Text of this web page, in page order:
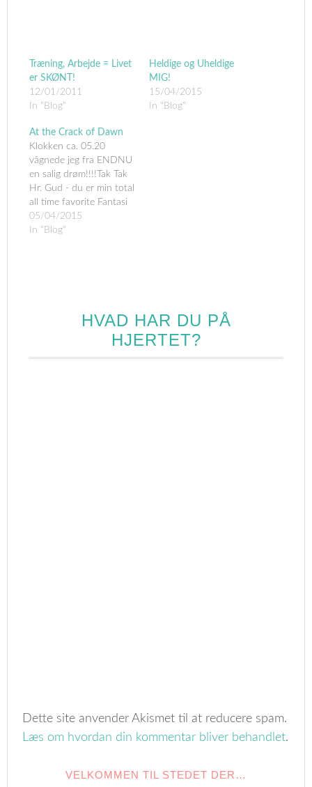
Træning, Arbejde = Livet
er SKØNT!
12/01/2011
In "Blog"
Heldige og Uheldige
MIG!
15/04/2015
In "Blog"
At the Crack of Dawn
Klokken ca. 05.20
vågnede jeg fra ENDNU
en salig drøm!!!!Tak Tak
Hr. Gud - du er min total
all time favorite Fantasi
Mand!!! *indsæt selv
kys-emotes*I nat drømte
05/04/2015
In "Blog"
HVAD HAR DU PÅ
HJERTET?
Dette site anvender Akismet til at reducere spam.
Læs om hvordan din kommentar bliver behandlet.
VELKOMMEN TIL STEDET DER…